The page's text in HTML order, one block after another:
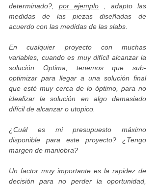
determinado?,por ejemplo , adapto las
medidas de las piezas diseñadas de
acuerdo con las medidas de las slabs.
En cualquier proyecto con muchas
variables, cuando es muy difícil alcanzar la
solución Optima, tenemos que sub-
optimizar para llegar a una solución final
que esté muy cerca de lo óptimo, para no
idealizar la solución en algo demasiado
difícil de alcanzar o utopico.
¿Cuál es mi presupuesto máximo
disponible para este proyecto? ¿Tengo
margen de maniobra?
Un factor muy importante es la rapidez de
decisión para no perder la oportunidad,